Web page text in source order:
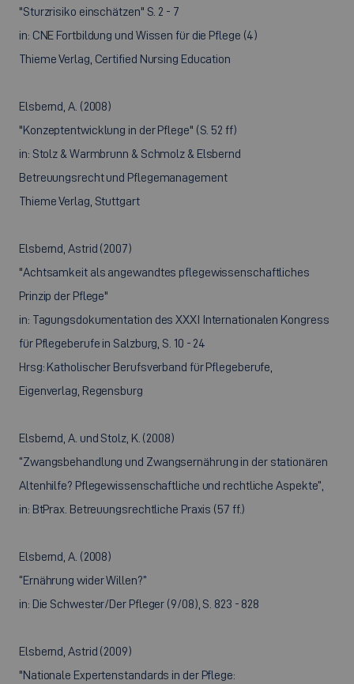
"Sturzrisiko einschätzen" S. 2 - 7
in: CNE Fortbildung und Wissen für die Pflege (4)
Thieme Verlag, Certified Nursing Education
Elsbernd, A. (2008)
"Konzeptentwicklung in der Pflege" (S. 52 ff)
in: Stolz & Warmbrunn & Schmolz & Elsbernd
Betreuungsrecht und Pflegemanagement
Thieme Verlag, Stuttgart
Elsbernd, Astrid (2007)
"Achtsamkeit als angewandtes pflegewissenschaftliches
Prinzip der Pflege"
in: Tagungsdokumentation des XXXI Internationalen Kongress
für Pflegeberufe in Salzburg, S. 10 - 24
Hrsg: Katholischer Berufsverband für Pflegeberufe,
Eigenverlag, Regensburg
Elsbernd, A. und Stolz, K. (2008)
“Zwangsbehandlung und Zwangsernährung in der stationären
Altenhilfe? Pflegewissenschaftliche und rechtliche Aspekte”,
in: BtPrax. Betreuungsrechtliche Praxis (57 ff.)
Elsbernd, A. (2008)
“Ernährung wider Willen?”
in: Die Schwester/Der Pfleger (9/08), S. 823 - 828
Elsbernd, Astrid (2009)
"Nationale Expertenstandards in der Pflege: